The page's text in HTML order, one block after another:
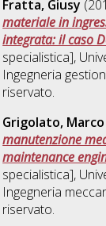
Fratta, Giusy
materiale in
integrata: il caso
specialistica],
Ingegneria
riservato.
Grigolato, Marco
manutenzione
maintenance
specialistica],
Ingegneria
riservato.